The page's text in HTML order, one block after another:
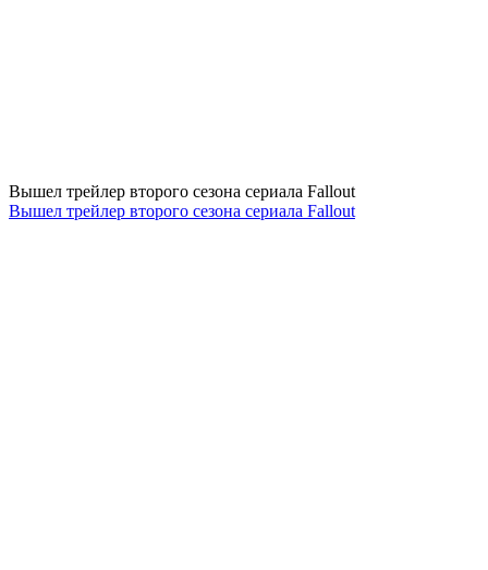
Вышел трейлер второго сезона сериала Fallout
Вышел трейлер второго сезона сериала Fallout